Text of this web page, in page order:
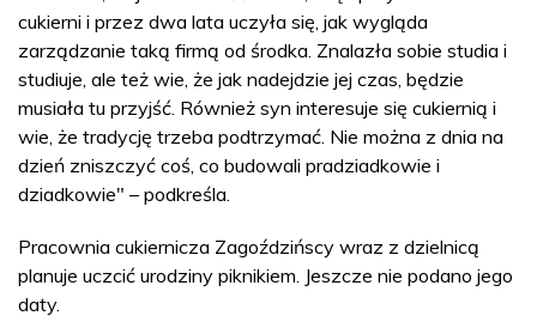
cukierni i przez dwa lata uczyła się, jak wygląda
zarządzanie taką firmą od środka. Znalazła sobie studia i
studiuje, ale też wie, że jak nadejdzie jej czas, będzie
musiała tu przyjść. Również syn interesuje się cukiernią i
wie, że tradycję trzeba podtrzymać. Nie można z dnia na
dzień zniszczyć coś, co budowali pradziadkowie i
dziadkowie" – podkreśla.
Pracownia cukiernicza Zagoździńscy wraz z dzielnicą
planuje uczcić urodziny piknikiem. Jeszcze nie podano jego
daty.